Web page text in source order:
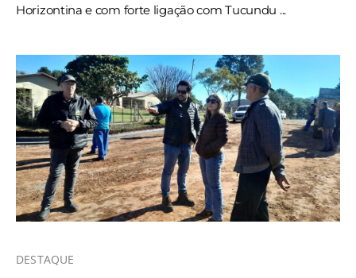
Horizontina e com forte ligação com Tucundu ...
DESTAQUE